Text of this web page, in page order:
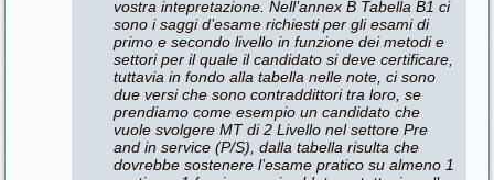
vostra intepretazione. Nell’annex B Tabella B1 ci
sono i saggi d’esame richiesti per gli esami di
primo e secondo livello in funzione dei metodi e
settori per il quale il candidato si deve certificare,
tuttavia in fondo alla tabella nelle note, ci sono
due versi che sono contraddittori tra loro, se
prendiamo come esempio un candidato che
vuole svolgere MT di 2 Livello nel settore Pre
and in service (P/S), dalla tabella risulta che
dovrebbe sostenere l’esame pratico su almeno 1